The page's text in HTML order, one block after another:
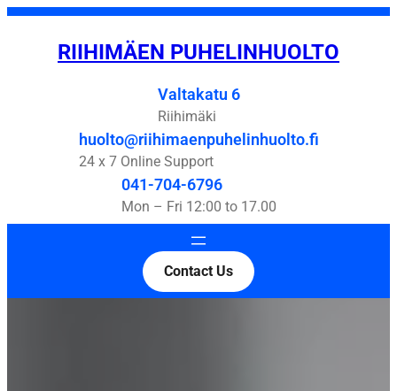
Siirry
RIIHIMÄEN PUHELINHUOLTO
Valtakatu 6
Riihimäki
huolto@riihimaenpuhelinhuolto.fi
24 x 7 Online Support
041-704-6796
Mon – Fri 12:00 to 17.00
Contact Us